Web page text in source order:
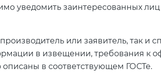
уведомить заинтересованных
или заявитель, так и
в извещении, требования к
в соответствующем ГОСТе.